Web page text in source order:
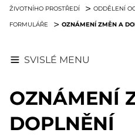
ŽIVOTNÍHO PROSTŘEDÍ ODDĚLENÍ
FORMULÁŘE OZNÁMENÍ ZMĚN A
SVISLÉ MENU
OZNÁMENÍ
DOPLNĚNÍ